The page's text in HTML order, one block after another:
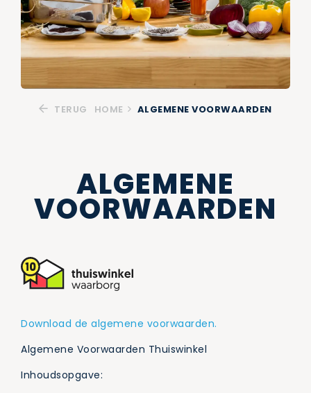
TERUG HOME ALGEMENE VOORWAARDEN
ALGEMENE
VOORWAARDEN
Download de algemene voorwaarden.
Algemene Voorwaarden Thuiswinkel
Inhoudsopgave: